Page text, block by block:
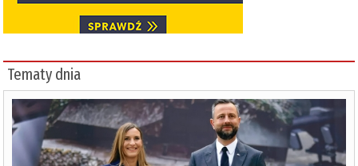
Tematy dnia